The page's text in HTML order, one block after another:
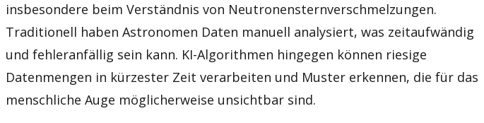
insbesondere beim Verständnis von Neutronensternverschmelzungen.
Traditionell haben Astronomen Daten manuell analysiert, was zeitaufwändig
und fehleranfällig sein kann. KI-Algorithmen hingegen können riesige
Datenmengen in kürzester Zeit verarbeiten und Muster erkennen, die für das
menschliche Auge möglicherweise unsichtbar sind.